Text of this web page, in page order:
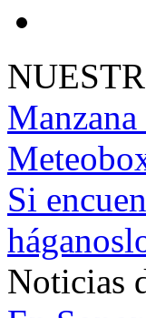
Manzana
Si
Noticias